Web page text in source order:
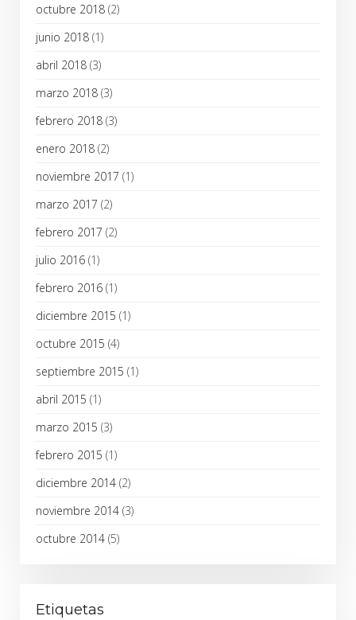
octubre 2018 (2)
junio 2018 (1)
abril 2018 (3)
marzo 2018 (3)
febrero 2018 (3)
enero 2018 (2)
noviembre 2017 (1)
marzo 2017 (2)
febrero 2017 (2)
julio 2016 (1)
febrero 2016 (1)
diciembre 2015 (1)
octubre 2015 (4)
septiembre 2015 (1)
abril 2015 (1)
marzo 2015 (3)
febrero 2015 (1)
diciembre 2014 (2)
noviembre 2014 (3)
octubre 2014 (5)
Etiquetas